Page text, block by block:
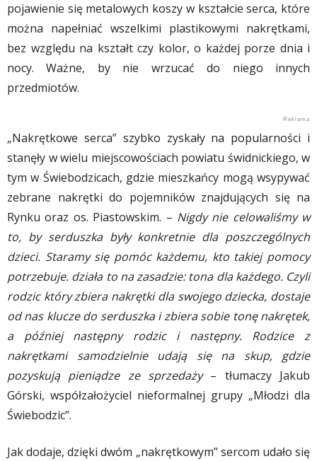
pojawienie się metalowych koszy w kształcie serca, które
można napełniać wszelkimi plastikowymi nakrętkami,
bez względu na kształt czy kolor, o każdej porze dnia i
nocy. Ważne, by nie wrzucać do niego innych
przedmiotów.
„Nakrętkowe serca” szybko zyskały na popularności i
stanęły w wielu miejscowościach powiatu świdnickiego, w
tym w Świebodzicach, gdzie mieszkańcy mogą wsypywać
zebrane nakrętki do pojemników znajdujących się na
Rynku oraz os. Piastowskim. – Nigdy nie celowaliśmy w
to, by serduszka były konkretnie dla poszczególnych
dzieci. Staramy się pomóc każdemu, kto takiej pomocy
potrzebuje. działa to na zasadzie: tona dla każdego. Czyli
rodzic który zbiera nakrętki dla swojego dziecka, dostaje
od nas klucze do serduszka i zbiera sobie tonę nakrętek,
a później następny rodzic i następny. Rodzice z
nakrętkami samodzielnie udają się na skup, gdzie
pozyskują pieniądze ze sprzedaży– tłumaczy Jakub
Górski, współzałożyciel nieformalnej grupy „Młodzi dla
Świebodzic”.
Jak dodaje, dzięki dwóm „nakrętkowym” sercom udało się